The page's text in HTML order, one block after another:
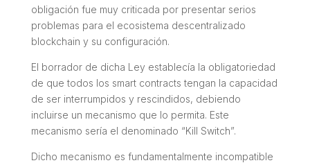
obligación fue muy criticada por presentar serios
problemas para el ecosistema descentralizado
blockchain y su configuración.
El borrador de dicha Ley establecía la obligatoriedad
de que todos los smart contracts tengan la capacidad
de ser interrumpidos y rescindidos, debiendo
incluirse un mecanismo que lo permita. Este
mecanismo sería el denominado “Kill Switch”.
Dicho mecanismo es fundamentalmente incompatible